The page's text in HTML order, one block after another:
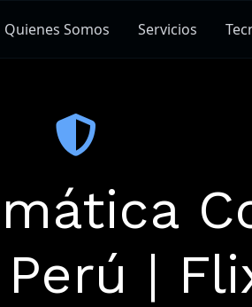
Quienes Somos Servicios
|